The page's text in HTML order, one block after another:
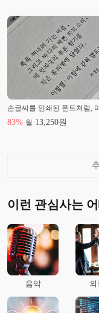
손글씨를 인쇄된 폰트처럼,
83% 월 13,250원
이런 관심사는
음악 외